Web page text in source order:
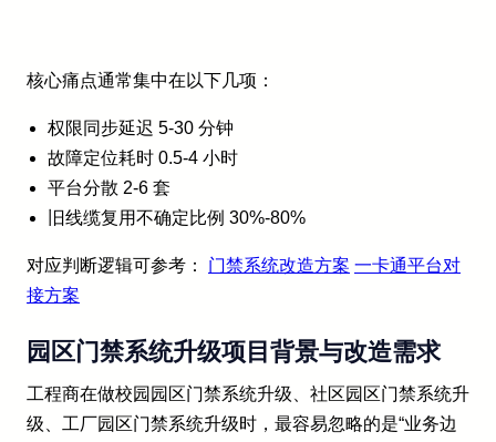
核心痛点通常集中在以下几项：
权限同步延迟 5-30 分钟
故障定位耗时 0.5-4 小时
平台分散 2-6 套
旧线缆复用不确定比例 30%-80%
对应判断逻辑可参考： 门禁系统改造方案 一卡通平台对
接方案
园区门禁系统升级项目背景与改造需求
工程商在做校园园区门禁系统升级、社区园区门禁系统升
级、工厂园区门禁系统升级时，最容易忽略的是“业务边